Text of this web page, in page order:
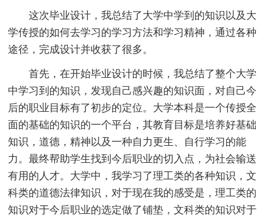
这次毕业设计，我总结了大学中学到的知识以及大
学传授的如何去学习的学习方法和学习精神，通过各种
途径，完成设计并收获了很多。
首先，在开始毕业设计的时候，我总结了整个大学
中学习到的知识，发现自己感兴趣的知识面，对自己今
后的职业目标有了初步的定位。大学本科是一个传授全
面的基础的知识的一个平台，其教育目标是培养好基础
知识，道德，精神以及一种自力更生、自行学习的能
力。最终帮助学生找到今后职业的切入点，为社会输送
有用的人才。大学中，我学习了理工类的各种知识，文
科类的道德法律知识，对于现在我的感受是，理工类的
知识对于今后职业的选定做了铺垫，文科类的知识对于